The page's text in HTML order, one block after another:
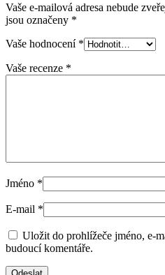
Vaše e-mailová adresa nebude
jsou označeny *
Vaše hodnocení *
Vaše recenze *
Jméno *
E-mail *
Uložit do prohlížeče jméno, e-
budoucí komentáře.